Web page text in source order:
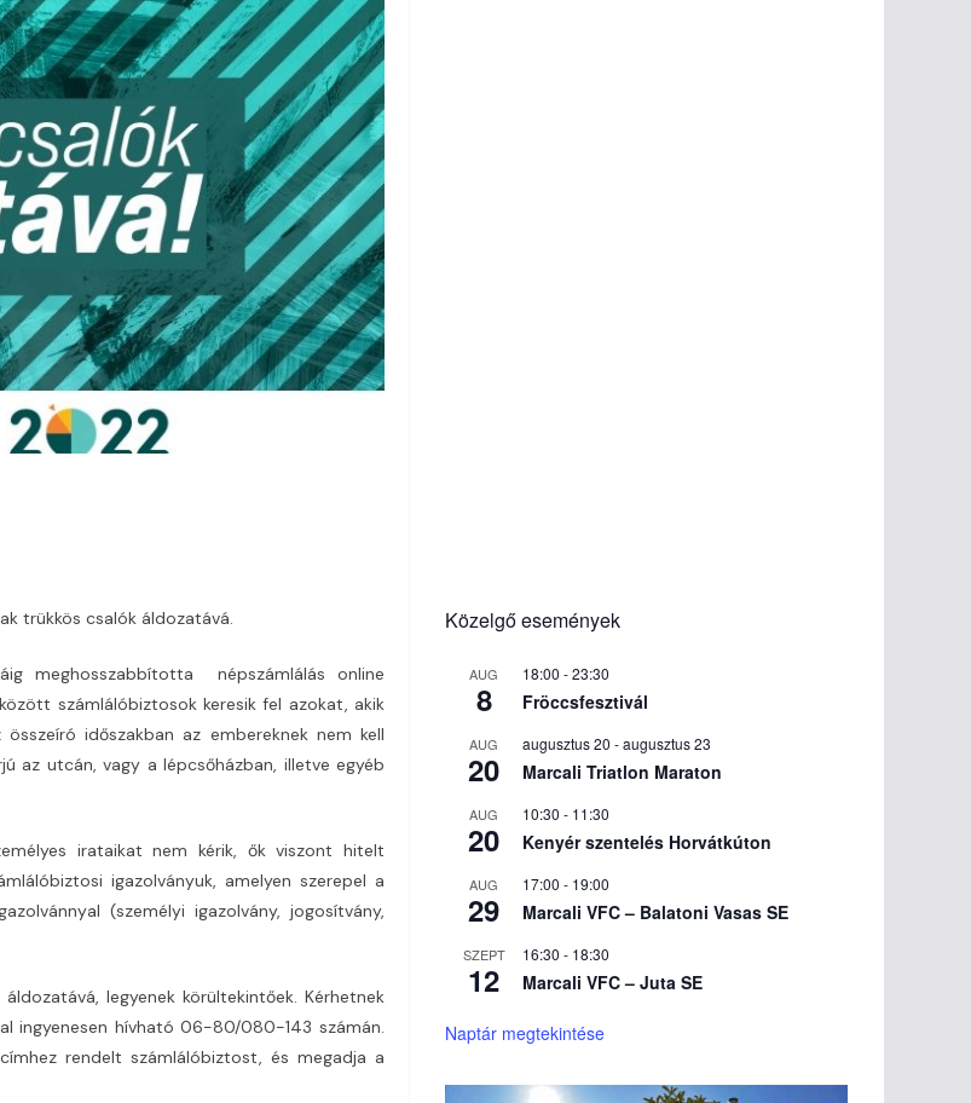
trükkös csalók áldozatává.
meghosszabbította népszámlálás online
számlálóbiztosok keresik fel azokat, akik
időszakban az embereknek nem kell
az utcán, vagy a lépcsőházban, illetve egyéb
irataikat nem kérik, ők viszont hitelt
igazolványuk, amelyen szerepel a
(személyi igazolvány, jogosítvány,
legyenek körültekintőek. Kérhetnek
ingyenesen hívható 06-80/080-143 számán.
rendelt számlálóbiztost, és megadja a
Közelgő események
AUG
8
18:00 -23:30
Fröccsfesztivál
AUG
20
augusztus 20 -augusztus 23
Marcali Triatlon Maraton
AUG
20
10:30 - 11:30
Kenyér szentelés Horvátkúton
AUG
29
17:00 - 19:00
Marcali VFC – Balatoni Vasas SE
SZEPT
12
16:30 - 18:30
Marcali VFC – Juta SE
Naptár megtekintése